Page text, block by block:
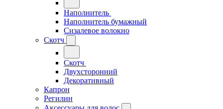
Наполнитель
Наполнитель бумажный
Сизалевое волокно
Скотч
Скотч
Двухсторонний
Декоративный
Капрон
Регилин